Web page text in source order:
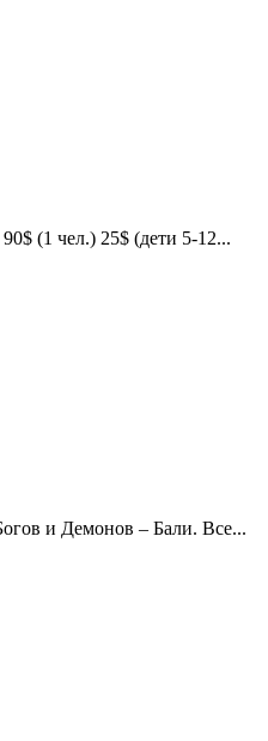
(1 чел.) 25$ (дети 5-12...
и Демонов – Бали. Все...